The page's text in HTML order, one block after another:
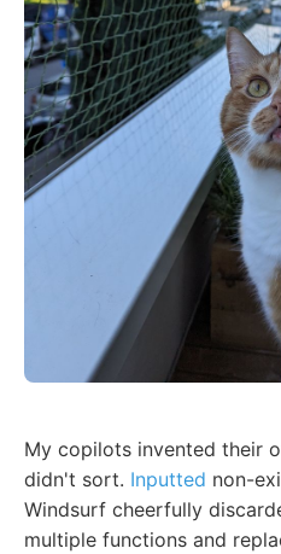
My copilots invented their
didn't sort. Inputted non-
Windsurf cheerfully
multiple functions and